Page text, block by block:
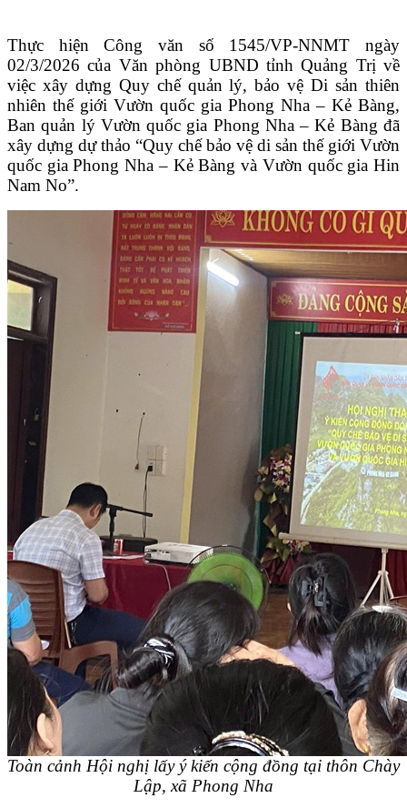
Thực hiện Công văn số 1545/VP-NNMT ngày
02/3/2026 của Văn phòng UBND tỉnh Quảng Trị về
việc xây dựng Quy chế quản lý, bảo vệ Di sản thiên
nhiên thế giới Vườn quốc gia Phong Nha – Kẻ Bàng,
Ban quản lý Vườn quốc gia Phong Nha – Kẻ Bàng đã
xây dựng dự thảo “Quy chế bảo vệ di sản thế giới Vườn
quốc gia Phong Nha – Kẻ Bàng và Vườn quốc gia Hin
Nam No”.
Toàn cảnh Hội nghị lấy ý kiến cộng đồng tại thôn Chày
Lập, xã Phong Nha